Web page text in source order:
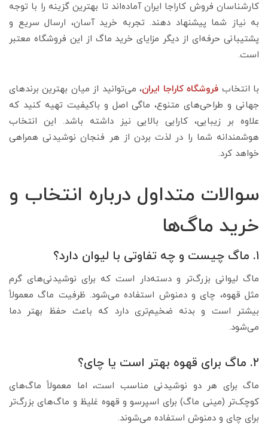
کارشناسان فروش کاراجا ایران آماده‌اند تا بهترین گزینه را با توجه
به نیاز شما پیشنهاد دهند. تجربه خرید آسان، ارسال سریع و
پشتیبانی حرفه‌ای از دیگر مزایای خرید ماگ از این فروشگاه معتبر
است.
با انتخاب فروشگاه کاراجا ایران، می‌توانید از میان بهترین برندهای
جهانی و طراحی‌های متنوع، ماگی اصل و باکیفیت تهیه کنید که
علاوه بر زیبایی، کارایی بالایی نیز داشته باشد. این انتخاب
هوشمندانه شما را در لذت بردن از هر فنجان نوشیدنی همراهی
خواهد کرد.
سوالات متداول درباره انتخاب و
خرید ماگ‌ها
۱. ماگ چیست و چه تفاوتی با لیوان دارد؟
ماگ لیوانی بزرگ‌تر و دسته‌دار است که برای نوشیدنی‌های گرم
مثل قهوه، چای و دمنوش استفاده می‌شود. ظرفیت ماگ معمولاً
بیشتر است و بدنه ضخیم‌تری دارد که باعث حفظ بهتر دما
می‌شود.
۲. ماگ برای قهوه بهتر است یا چای؟
ماگ برای هر دو نوشیدنی مناسب است، اما معمولاً ماگ‌های
کوچک‌تر (مینی ماگ) برای اسپرسو و قهوه غلیظ و ماگ‌های بزرگ‌تر
برای چای و دمنوش استفاده می‌شوند.